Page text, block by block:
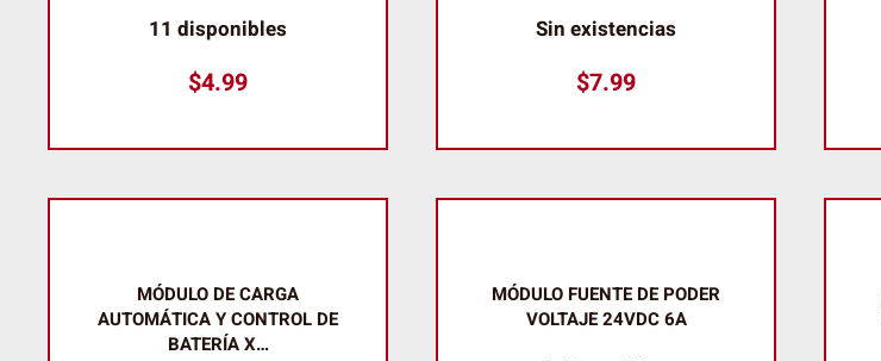
11 disponibles
$4.99
Sin existencias
$7.99
MÓDULO DE CARGA
AUTOMÁTICA Y CONTROL DE
BATERÍA X…
MÓDULO FUENTE DE PODER
VOLTAJE 24VDC 6A